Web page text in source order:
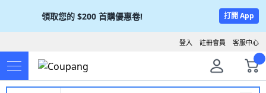
領取您的 $200 首購優惠卷! 打開 App
客服中心
註冊會員
登入